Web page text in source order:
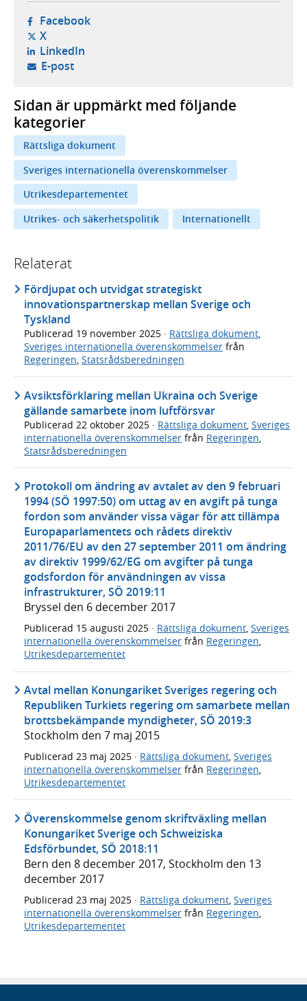
Facebook- öppnas i ny flik, extern webbplats,
X- öppnas i ny flik, extern webbplats,
LinkedIn- öppnas i ny flik, extern webbplats,
E-post- öppnar din e-postklient,
Sidan är uppmärkt med följande
kategorier
Rättsliga dokument
Sveriges internationella överenskommelser
Utrikesdepartementet
Utrikes- och säkerhetspolitik
Internationellt
Relaterat
Fördjupat och utvidgat strategiskt
innovationspartnerskap mellan Sverige och
Tyskland
Publicerad 19 november 2025 · Rättsliga dokument,
Sveriges internationella överenskommelser från
Regeringen, Statsrådsberedningen
Avsiktsförklaring mellan Ukraina och Sverige
gällande samarbete inom luftförsvar
Publicerad 22 oktober 2025 · Rättsliga dokument Sveriges
internationella överenskommelser från Regeringen
Statsrådsberedningen
Protokoll om ändring av avtalet av den 9 februari
1994 (SÖ 1997:50) om uttag av en avgift på tunga
fordon som använder vissa vägar för att tillämpa
Europaparlamentets och rådets direktiv
2011/76/EU av den 27 september 2011 om ändring
av direktiv 1999/62/EG om avgifter på tunga
godsfordon för användningen av vissa
infrastrukturer, SÖ 2019:11
Bryssel den 6 december 2017
Publicerad 15 augusti 2025 · Rättsliga dokument, Sveriges
internationella överenskommelser från Regeringen,
Utrikesdepartementet
Avtal mellan Konungariket Sveriges regering och
Republiken Turkiets regering om samarbete mellan
brottsbekämpande myndigheter, SÖ 2019:3
Stockholm den 7 maj 2015
Publicerad 23 maj 2025 · Rättsliga dokument, Sveriges
internationella överenskommelser från Regeringen,
Utrikesdepartementet
Överenskommelse genom skriftväxling mellan
Konungariket Sverige och Schweiziska
Edsförbundet, SÖ 2018:11
Bern den 8 december 2017, Stockholm den 13
december 2017
Publicerad 23 maj 2025 · Rättsliga dokument Sveriges
internationella överenskommelser från Regeringen
Utrikesdepartementet